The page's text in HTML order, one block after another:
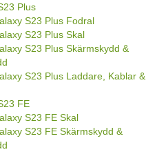
Plus
S23 Plus Fodral
S23 Plus Skal
S23 Plus Skärmskydd &
S23 Plus Laddare, Kablar &
FE
S23 FE Skal
S23 FE Skärmskydd &